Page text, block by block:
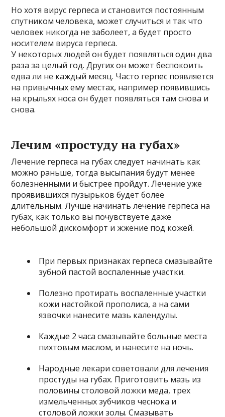
Но хотя вирус герпеса и становится постоянным
спутником человека, может случиться и так что
человек никогда не заболеет, а будет просто
носителем вируса герпеса.
У некоторых людей он будет появляться один два
раза за целый год. Других он может беспокоить
едва ли не каждый месяц. Часто герпес появляется
на привычных ему местах, например появившись
на крыльях носа он будет появляться там снова и
снова.
Лечим «простуду на губах»
Лечение герпеса на губах следует начинать как
можно раньше, тогда высыпания будут менее
болезненными и быстрее пройдут. Лечение уже
проявившихся пузырьков будет более
длительным. Лучше начинать лечение герпеса на
губах, как только вы почувствуете даже
небольшой дискомфорт и жжение под кожей.
При первых признаках герпеса смазывайте
зубной пастой воспаленные участки.
Полезно протирать воспаленные участки
кожи настойкой прополиса, а на сами
язвочки нанесите мазь календулы.
Каждые 2 часа смазывайте больные места
пихтовым маслом, и нанесите на ночь.
Народные лекари советовали для лечения
простуды на губах. Приготовить мазь из
половины столовой ложки меда, трех
измельченных зубчиков чеснока и
столовой ложки золы. Смазывать